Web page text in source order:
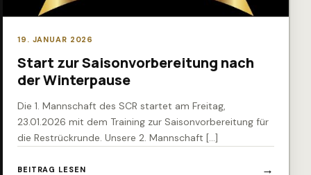
19. JANUAR 2026
Start zur Saisonvorbereitung nach
der Winterpause
Die 1. Mannschaft des SCR startet am Freitag,
23.01.2026 mit dem Training zur Saisonvorbereitung für
die Restrückrunde. Unsere 2. Mannschaft […]
BEITRAG LESEN